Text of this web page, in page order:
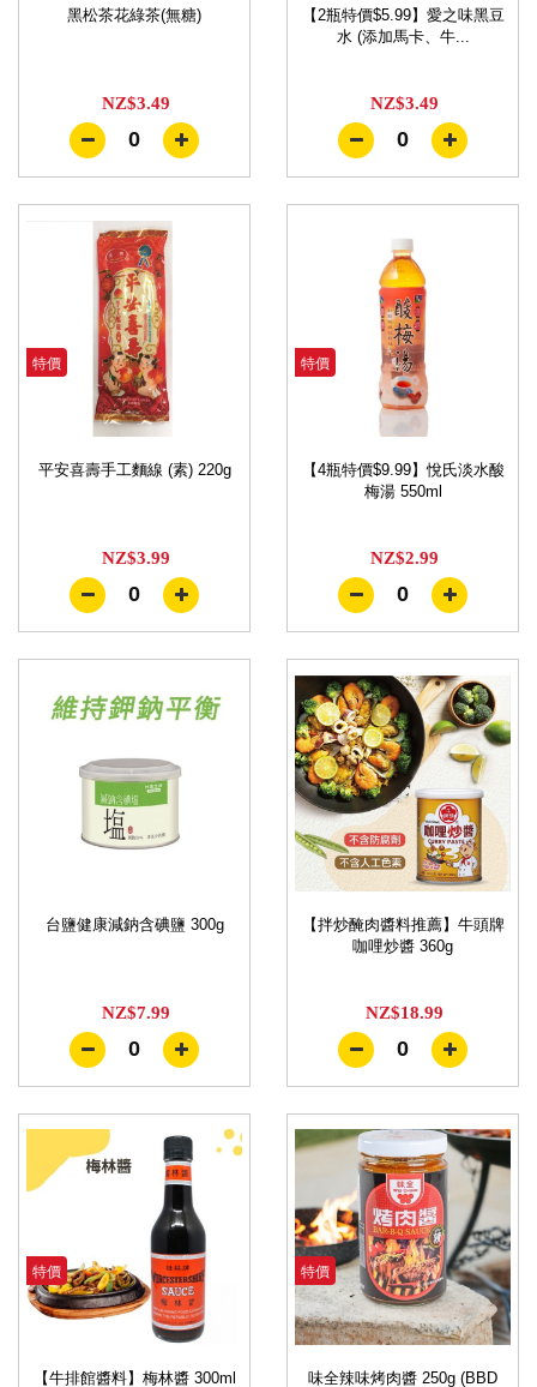
黑松茶花綠茶(無糖)
NZ$3.49
0
【2瓶特價$5.99】愛之味黑豆
水 (添加馬卡、牛...
NZ$3.49
0
特價
平安喜壽手工麵線 (素) 220g
NZ$3.99
0
特價
【4瓶特價$9.99】悅氏淡水酸
梅湯 550ml
NZ$2.99
0
台鹽健康減鈉含碘鹽 300g
NZ$7.99
0
【拌炒醃肉醬料推薦】牛頭牌
咖哩炒醬 360g
NZ$18.99
0
特價
【牛排館醬料】梅林醬 300ml
特價
味全辣味烤肉醬 250g (BBD